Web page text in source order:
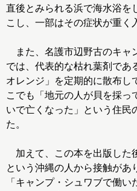
直後とみられる浜で海水浴を
こし、一部はその症状が重く
また、名護市辺野古のキャ
では、代表的な枯れ葉剤であ
オレンジ」を定期的に散布し
こでも「地元の人が貝を採っ
いで亡くなった」という住民
た。
加えて、この本を出版した
という沖縄の人から接触があ
「キャンプ・シュワブで働い